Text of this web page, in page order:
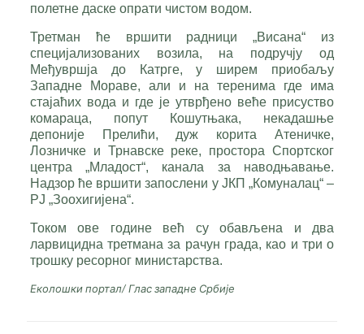
полетне даске опрати чистом водом.
Третман ће вршити радници „Висана“ из
специјализованих возила, на подручју од
Међувршја до Катрге, у ширем приобаљу
Западне Мораве, али и на теренима где има
стајаћих вода и где је утврђено веће присуство
комараца, попут Кошутњака, некадашње
депоније Прелићи, дуж корита Атеничке,
Лозничке и Трнавске реке, простора Спортског
центра „Младост“, канала за наводњавање.
Надзор ће вршити запослени у ЈКП „Комуналац“ –
РЈ „Зоохигијена“.
Током ове године већ су обављена и два
ларвицидна третмана за рачун града, као и три о
трошку ресорног министарства.
Еколошки портал/ Глас западне Србије